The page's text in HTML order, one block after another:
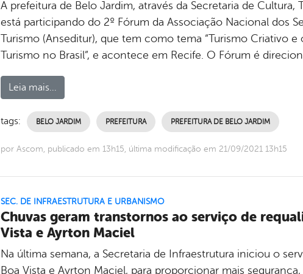
A prefeitura de Belo Jardim, através da Secretaria de
está participando do 2º Fórum da Associação Nacional dos
Turismo (Anseditur), que tem como tema “Turismo Criativo
Turismo no Brasil”, e acontece em Recife. O Fórum é
Leia mais...
tags: BELO JARDIM PREFEITURA PREFEITURA DE BELO JARDIM
por Ascom, publicado em 13h15, última modificação em 21/09/2021 13h15
SEC. DE INFRAESTRUTURA E URBANISMO
Chuvas geram transtornos ao serviço de
Vista e Ayrton Maciel
Na última semana, a Secretaria de Infraestrutura iniciou o
Boa Vista e Ayrton Maciel, para proporcionar mais